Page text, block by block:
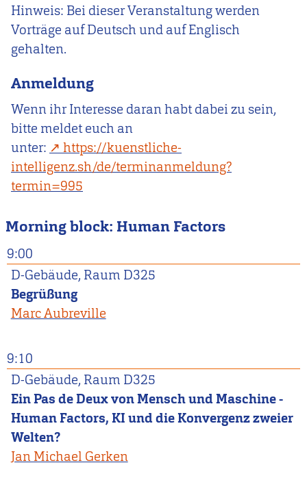
Hinweis: Bei dieser Veranstaltung werden
Vorträge auf Deutsch und auf Englisch
gehalten.
Anmeldung
Wenn ihr Interesse daran habt dabei zu sein,
bitte meldet euch an
unter:
https://kuenstliche-
intelligenz.sh/de/terminanmeldung?
termin=995
Morning block: Human Factors
9:00
D-Gebäude, Raum D325
Begrüßung
Marc Aubreville
9:10
D-Gebäude, Raum D325
Ein Pas de Deux von Mensch und Maschine -
Human Factors, KI und die Konvergenz zweier
Welten?
Jan Michael Gerken